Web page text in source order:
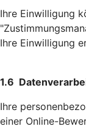
Ihre Einwilligung
Ihre Einwilligung
1.6
Ihre
einer Online-